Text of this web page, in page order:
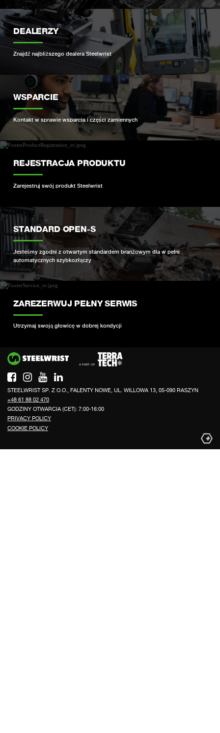
DEALERZY
Znajdź najbliższego dealera Steelwrist
WSPARCIE
Kontakt w sprawie wsparcia i części zamiennych
REJESTRACJA PRODUKTU
Zarejestruj swój produkt Steelwrist
STANDARD OPEN-S
Jesteśmy zgodni z otwartym standardem branżowym dla w pełni
automatycznych szybkozłączy
ZAREZERWUJ PEŁNY SERWIS
Utrzymaj swoją głowicę w dobrej kondycji
STEELWRIST SP. Z O.O., FALENTY NOWE, UL. WILLOWA 13, 05-090 RASZYN
+48 61 88 02 470
GODZINY OTWARCIA (CET): 7:00-16:00
PRIVACY POLICY
COOKIE POLICY